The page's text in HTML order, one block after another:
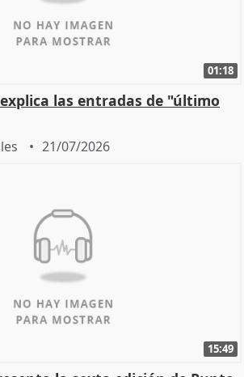
01:18
las entradas de "último
21/07/2026
15:49